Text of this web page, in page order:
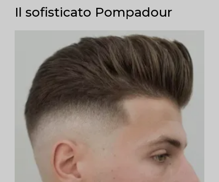
Il sofisticato Pompadour